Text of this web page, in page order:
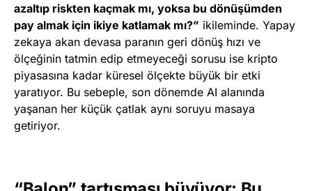
azaltıp riskten kaçmak mı, yoksa bu dönüşümden
pay almak için ikiye katlamak mı?” ikileminde. Yapay
zekaya akan devasa paranın geri dönüş hızı ve
ölçeğinin tatmin edip etmeyeceği sorusu ise kripto
piyasasına kadar küresel ölçekte büyük bir etki
yaratıyor. Bu sebeple, son dönemde AI alanında
yaşanan her küçük çatlak aynı soruyu masaya
getiriyor.